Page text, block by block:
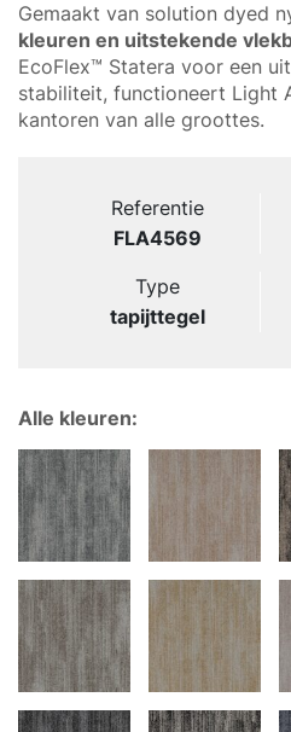
Gemaakt van solution dyed
kleuren en uitstekende
EcoFlex™ Statera voor een
stabiliteit, functioneert Light
kantoren van alle groottes.
Referentie
FLA4569
Type
tapijttegel
Alle kleuren: